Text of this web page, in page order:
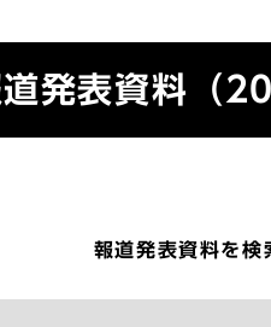
発表資料（
報道発表資料を検